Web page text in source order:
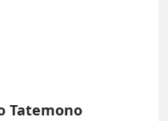
Tatemono